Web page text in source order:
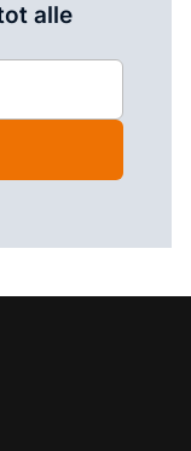
alle